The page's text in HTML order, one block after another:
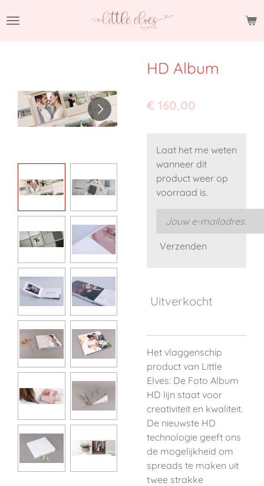
direct
HD Album
€ 160,00
Laat het me weten
wanneer dit
product weer op
voorraad is.
Verzenden
Uitverkocht
Het vlaggenschip
product van Little
Elves: De Foto Album
HD lijn staat voor
creativiteit en kwaliteit.
De nieuwste HD
technologie geeft ons
de mogelijkheid om
spreads te maken uit
twee strakke